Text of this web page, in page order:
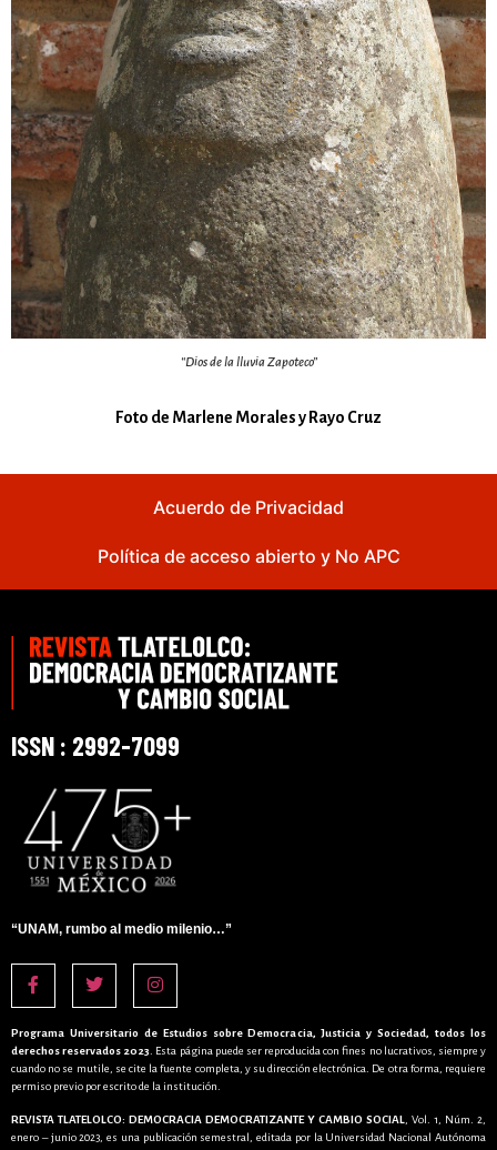
“Dios de la lluvia Zapoteco”
Foto de Marlene Morales y Rayo Cruz
Acuerdo de Privacidad
Política de acceso abierto y No APC
ISSN : 2992-7099
“UNAM, rumbo al medio milenio…”
Programa Universitario de Estudios sobre Democracia, Justicia y Sociedad, todos los
derechos reservados 2023
. Esta página puede ser reproducida con fines no lucrativos, siempre y
cuando no se mutile, se cite la fuente completa, y su dirección electrónica. De otra forma, requiere
permiso previo por escrito de la institución.
REVISTA TLATELOLCO: DEMOCRACIA DEMOCRATIZANTE Y CAMBIO SOCIAL , Vol. 1, Núm. 2,
enero – junio 2023, es una publicación semestral, editada por la Universidad Nacional Autónoma